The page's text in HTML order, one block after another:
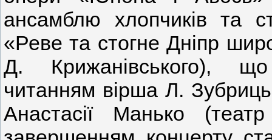
ансамблю хлопчиків та
«Реве та стогне Дніпр
Д. Крижанівського),
читанням вірша Л.
Анастасії Манько